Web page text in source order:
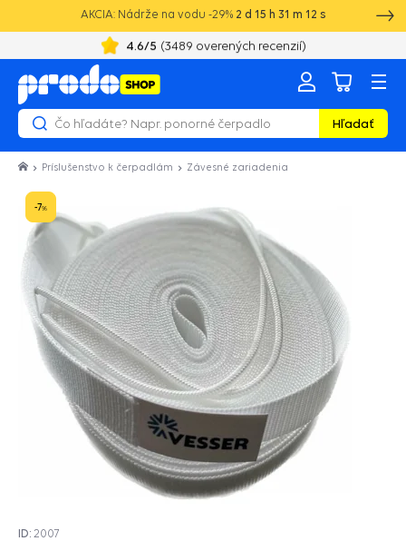
AKCIA: Nádrže na vodu -29% 2 d 15 h 31 m 12 s
4.6/5 (3489 overených recenzií)
Hľadať
Príslušenstvo k čerpadlám Závesné zariadenia
-7%
ID: 2007